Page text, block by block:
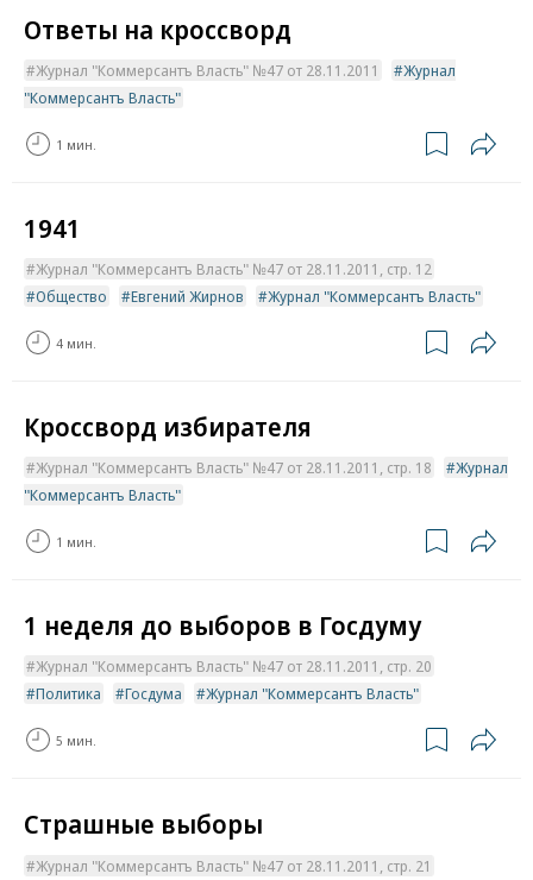
Ответы на кроссворд
Журнал "Коммерсантъ Власть" №47 от 28.11.2011
Журнал
"Коммерсантъ Власть"
1 мин.
1941
Журнал "Коммерсантъ Власть" №47 от 28.11.2011, стр. 12
Общество
Евгений Жирнов Журнал "Коммерсантъ Власть"
4 мин.
Кроссворд избирателя
Журнал "Коммерсантъ Власть" №47 от 28.11.2011, стр. 18
Журнал
"Коммерсантъ Власть"
1 мин.
1 неделя до выборов в Госдуму
Журнал "Коммерсантъ Власть" №47 от 28.11.2011, стр. 20
Политика
Госдума Журнал "Коммерсантъ Власть"
5 мин.
Страшные выборы
Журнал "Коммерсантъ Власть" №47 от 28.11.2011, стр. 21